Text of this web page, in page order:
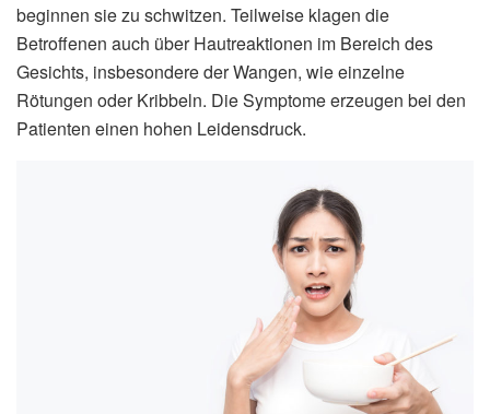
beginnen sie zu schwitzen. Teilweise klagen die
Betroffenen auch über Hautreaktionen im Bereich des
Gesichts, insbesondere der Wangen, wie einzelne
Rötungen oder Kribbeln. Die Symptome erzeugen bei den
Patienten einen hohen Leidensdruck.